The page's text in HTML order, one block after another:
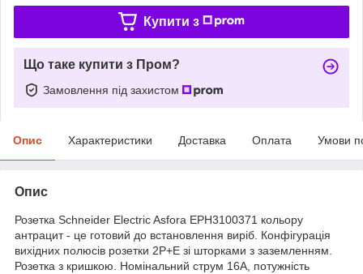
Купити з
Що таке купити з Пром?
Замовлення під захистом
Опис Характеристики Доставка Оплата Умови
Опис
Розетка Schneider Electric Asfora EPH3100371 кольору
антрацит - це готовий до встановлення виріб. Конфігурація
вихідних полюсів розетки 2P+E зі шторками з заземленням.
Розетка з кришкою. Номінальний струм 16А, потужність